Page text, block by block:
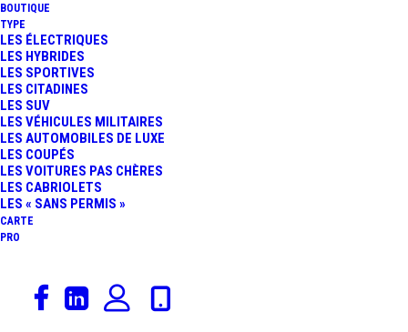
BOUTIQUE
TYPE
LES ÉLECTRIQUES
LES HYBRIDES
LES SPORTIVES
LES CITADINES
LES SUV
LES VÉHICULES MILITAIRES
LES AUTOMOBILES DE LUXE
LES COUPÉS
LES VOITURES PAS CHÈRES
LES CABRIOLETS
LES « SANS PERMIS »
CARTE
PRO
Porsche présente la nouvelle
Panamera, soit la troisième génération